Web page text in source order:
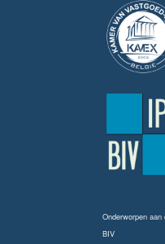
Onderworpen
BIV